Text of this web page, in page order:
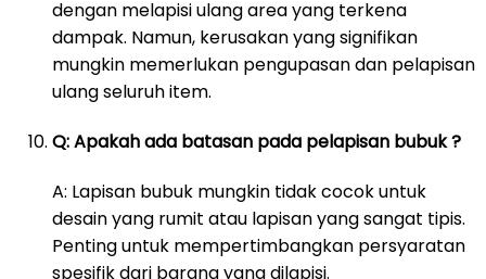
dengan melapisi ulang area yang terkena
dampak. Namun, kerusakan yang signifikan
mungkin memerlukan pengupasan dan pelapisan
ulang seluruh item.
Q: Apakah ada batasan pada pelapisan bubuk ?
A: Lapisan bubuk mungkin tidak cocok untuk
desain yang rumit atau lapisan yang sangat tipis.
Penting untuk mempertimbangkan persyaratan
spesifik dari barang yang dilapisi.